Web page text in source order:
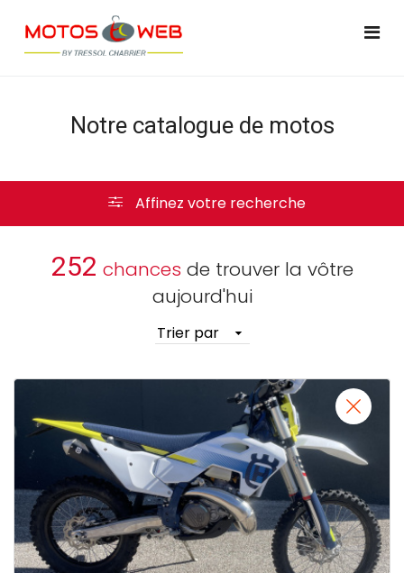
Notre catalogue de motos
Affinez votre recherche
252 chances de trouver la vôtre
aujourd'hui
Trier par